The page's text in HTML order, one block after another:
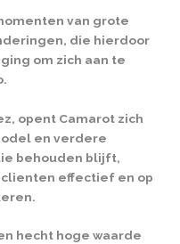
van grote
die hierdoor
om zich aan te
opent Camarot zich
en verdere
behouden blijft,
effectief en op
hecht hoge waarde